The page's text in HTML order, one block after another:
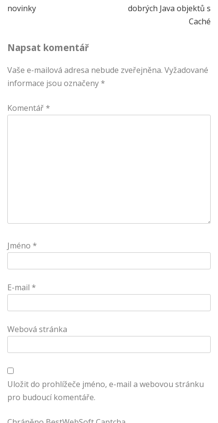
novinky
dobrých Java objektů s
Caché
Napsat komentář
Vaše e-mailová adresa nebude zveřejněna. Vyžadované
informace jsou označeny *
Komentář *
Jméno *
E-mail *
Webová stránka
Uložit do prohlížeče jméno, e-mail a webovou stránku
pro budoucí komentáře.